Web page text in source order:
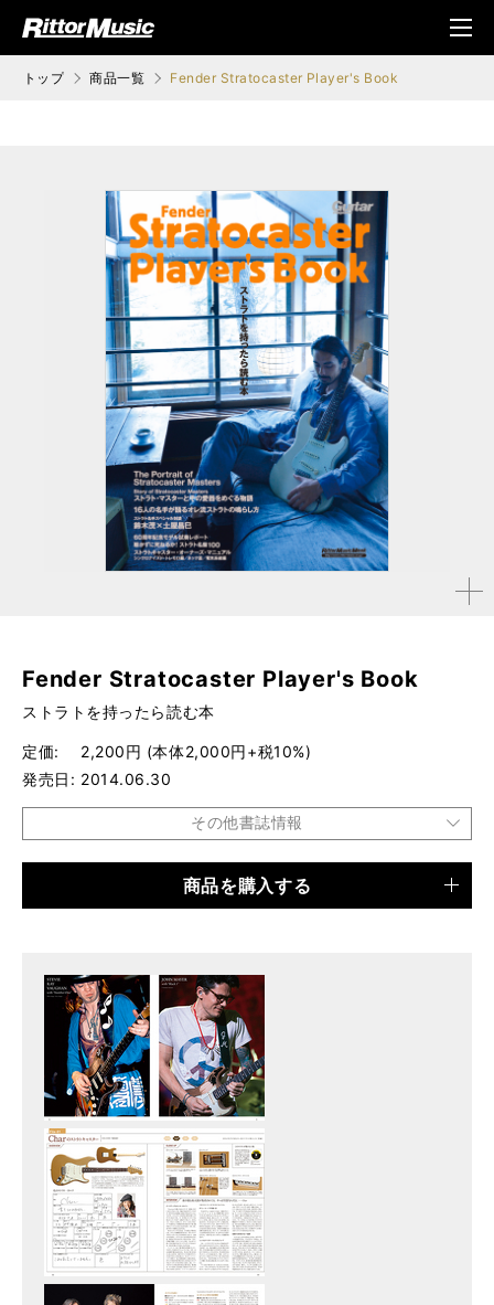
ジック (Rittor Musi
メニ
ュ
トップ 商品一覧 Fender Stratocaster Player's Book
拡大す
Fender Stratocaster Player's Book
ストラトを持ったら読む本
定価
2,200円 (本体2,000円+税10%)
発売日
2014.06.30
その他書誌情報
商品を購入する